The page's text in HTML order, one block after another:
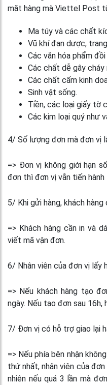
mặt hàng mà Viettel Post
Ma túy và các chất
Vũ khí đạn dược,
Các văn hóa phẩm đồi
Các chất dễ gây cháy
Các chất cấm kinh
Sinh vật sống.
Tiền, các loại giấy tờ
Các kim loại quý như
4/ Số lượng đơn mà đơn vị
=> Đơn vị không giới hạn
đơn thì đơn vị vẫn tiến hành
5/ Khi gửi hàng, khách
=> Khách hàng cần in và
viết mã vận đơn.
6/ Nhân viên của đơn vị lấy
=> Nếu khách hàng tạo
ngày. Nếu tạo đơn sau 16h,
7/ Đơn vị có hỗ trợ giao lại
=> Nếu phía bên nhận
thứ nhất, nhân viên của
nhiên nếu quá 3 lần mà